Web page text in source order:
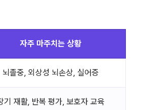
자주 마주치는 상황
뇌졸중, 외상성 뇌손상, 실어증
기 재활, 반복 평가, 보호자 교육